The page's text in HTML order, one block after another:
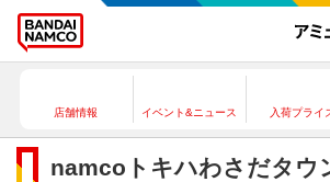
店舗情報 イベント&ニュース 入荷プライ
namcoトキハわさだタウ